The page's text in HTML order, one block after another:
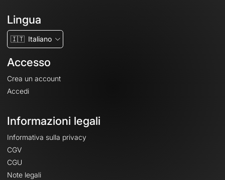
Lingua
🇮🇹 Italiano
Accesso
Crea un account
Accedi
Informazioni legali
Informativa sulla privacy
CGV
CGU
Note legali